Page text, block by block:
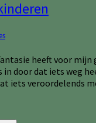
heeft voor
door dat iets weg
iets veroordelends